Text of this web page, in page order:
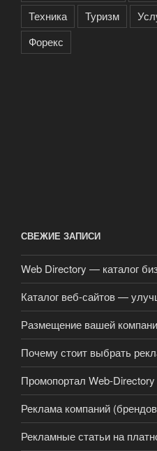
Техника
Туризм
Форекс
СВЕЖИЕ ЗАПИСИ
Web Directory — каталог
Каталог веб-сайтов —
Размещение вашей
Почему стоит выбрать
Промопортал Web-Directory
Реклама компаний
Рекламные статьи на